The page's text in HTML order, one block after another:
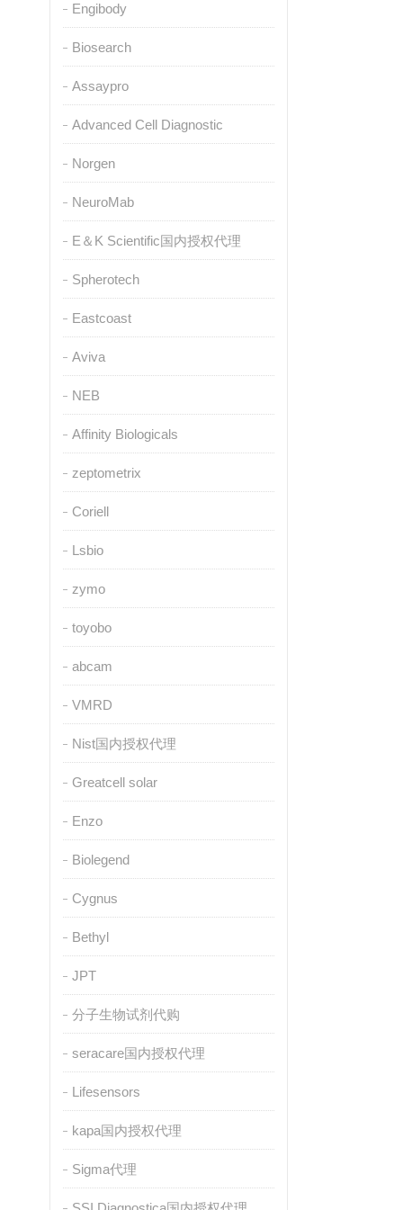
Engibody
Biosearch
Assaypro
Advanced Cell Diagnostic
Norgen
NeuroMab
E＆K Scientific国内授权代理
Spherotech
Eastcoast
Aviva
NEB
Affinity Biologicals
zeptometrix
Coriell
Lsbio
zymo
toyobo
abcam
VMRD
Nist国内授权代理
Greatcell solar
Enzo
Biolegend
Cygnus
Bethyl
JPT
分子生物试剂代购
seracare国内授权代理
Lifesensors
kapa国内授权代理
Sigma代理